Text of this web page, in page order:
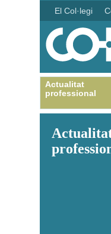
El Col·legi
Actualitat
professional